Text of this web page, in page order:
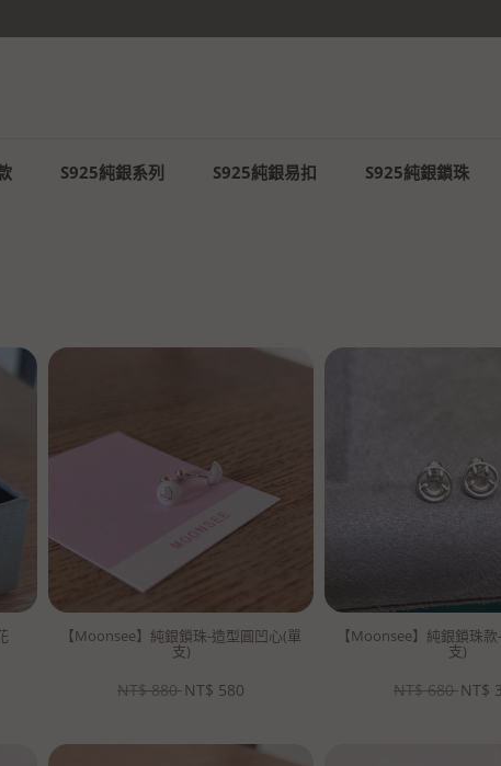
S925純銀系列 S925純銀易扣 S925純銀鎖珠
【Moonsee】純銀鎖珠-造型圓凹心(單
支)
NT$ 880 NT$ 580
【Moonsee】純銀鎖珠
支)
NT$ 680 NT$